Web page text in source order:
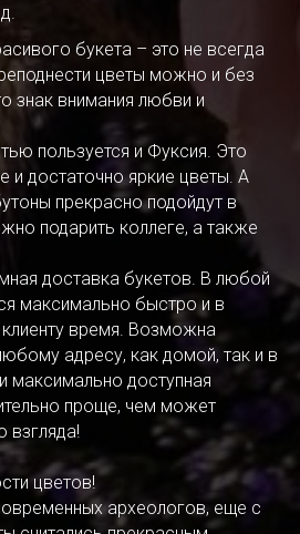
букета – это не всегда
цветы можно и без
знак внимания любви и
пользуется и Фуксия. Это
и достаточно яркие цветы. А
прекрасно подойдут в
подарить коллеге, а также
доставка букетов. В любой
максимально быстро и в
время. Возможна
адресу, как домой, так и в
максимально доступная
проще, чем может
взгляда!
цветов!
археологов, еще с